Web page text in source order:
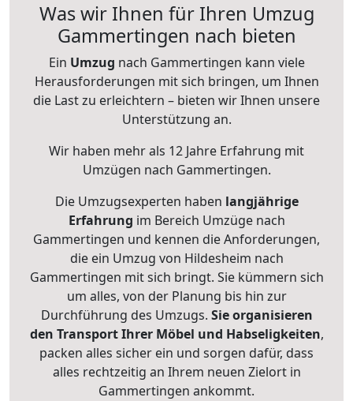
Was wir Ihnen für Ihren Umzug
Gammertingen nach bieten
Ein Umzug nach Gammertingen kann viele
Herausforderungen mit sich bringen, um Ihnen
die Last zu erleichtern – bieten wir Ihnen unsere
Unterstützung an.
Wir haben mehr als 12 Jahre Erfahrung mit
Umzügen nach Gammertingen.
Die Umzugsexperten haben langjährige
Erfahrung im Bereich Umzüge nach
Gammertingen und kennen die Anforderungen,
die ein Umzug von Hildesheim nach
Gammertingen mit sich bringt. Sie kümmern sich
um alles, von der Planung bis hin zur
Durchführung des Umzugs. Sie organisieren
den Transport Ihrer Möbel und Habseligkeiten,
packen alles sicher ein und sorgen dafür, dass
alles rechtzeitig an Ihrem neuen Zielort in
Gammertingen ankommt.